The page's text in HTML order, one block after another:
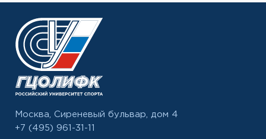
Москва, Сиреневый бульвар, дом 4
+7 (495) 961-31-11